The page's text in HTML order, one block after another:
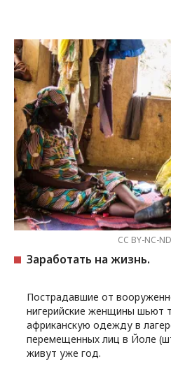
CC BY-NC-
Заработать на жизнь.
Пострадавшие от
нигерийские женщины шьют
африканскую одежду в
перемещенных лиц в Йоле
живут уже год.